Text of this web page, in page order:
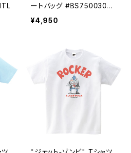
ートバッグ #BS750030N
TL
¥4,950